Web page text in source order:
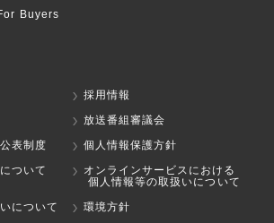
Buyers
採用情報
放送番組審議会
表制度
個人情報保護方針
ついて
オンラインサービスにおける
個人情報等の取扱いについて
について
環境方針